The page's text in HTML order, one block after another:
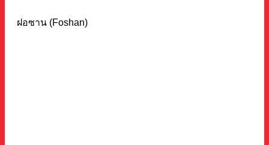
ฝอซาน (Foshan)